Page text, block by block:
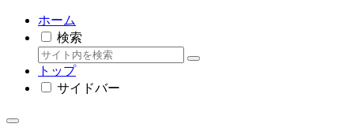
ホーム
検索
トップ
サイドバー